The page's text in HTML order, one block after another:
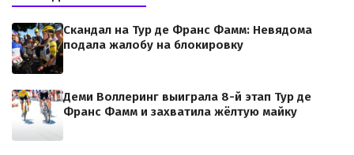
Скандал на Тур де Франс Фамм: Невядома
подала жалобу на блокировку
Деми Воллеринг выиграла 8-й этап Тур де
Франс Фамм и захватила жёлтую майку